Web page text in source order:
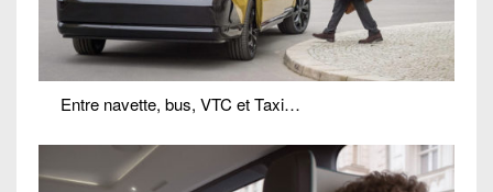
Entre navette, bus, VTC et Taxi…